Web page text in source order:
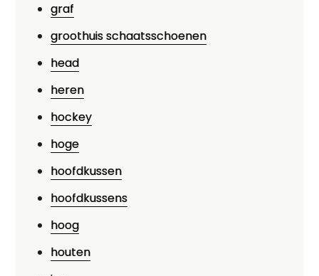
graf
groothuis schaatsschoenen
head
heren
hockey
hoge
hoofdkussen
hoofdkussens
hoog
houten